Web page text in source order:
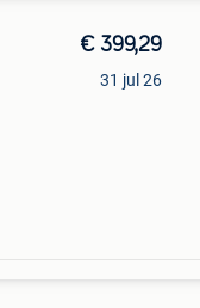
€ 399,29
31 jul 26